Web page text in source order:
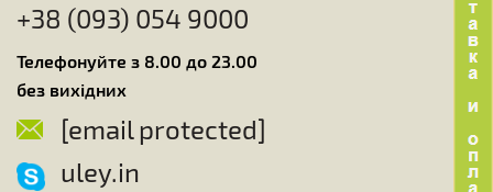
+38 (093) 054 9000
Телефонуйте з 8.00 до 23.00
без вихідних
[email protected]
uley.in